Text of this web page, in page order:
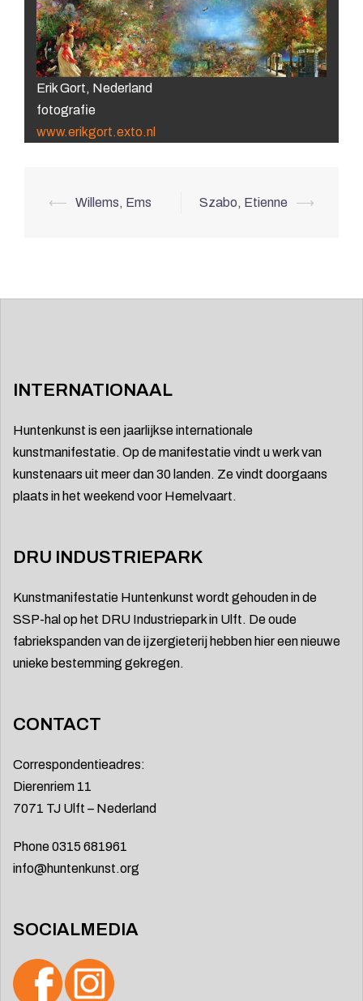
Erik Gort, Nederland
fotografie
www.erikgort.exto.nl
Berichtnavigatie
⟵ Willems, Ems Szabo, Etienne ⟶
INTERNATIONAAL
Huntenkunst is een jaarlijkse internationale
kunstmanifestatie. Op de manifestatie vindt u werk van
kunstenaars uit meer dan 30 landen. Ze vindt doorgaans
plaats in het weekend voor Hemelvaart.
DRU INDUSTRIEPARK
Kunstmanifestatie Huntenkunst wordt gehouden in de
SSP-hal op het DRU Industriepark in Ulft. De oude
fabriekspanden van de ijzergieterij hebben hier een nieuwe
unieke bestemming gekregen.
CONTACT
Correspondentieadres:
Dierenriem 11
7071 TJ Ulft – Nederland
Phone 0315 681961
info@huntenkunst.org
SOCIALMEDIA